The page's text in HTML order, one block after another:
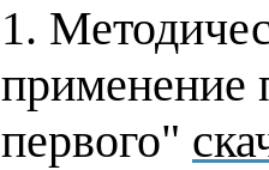
1.
применение
первого"